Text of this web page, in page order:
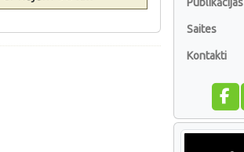
Saites
Kontakti